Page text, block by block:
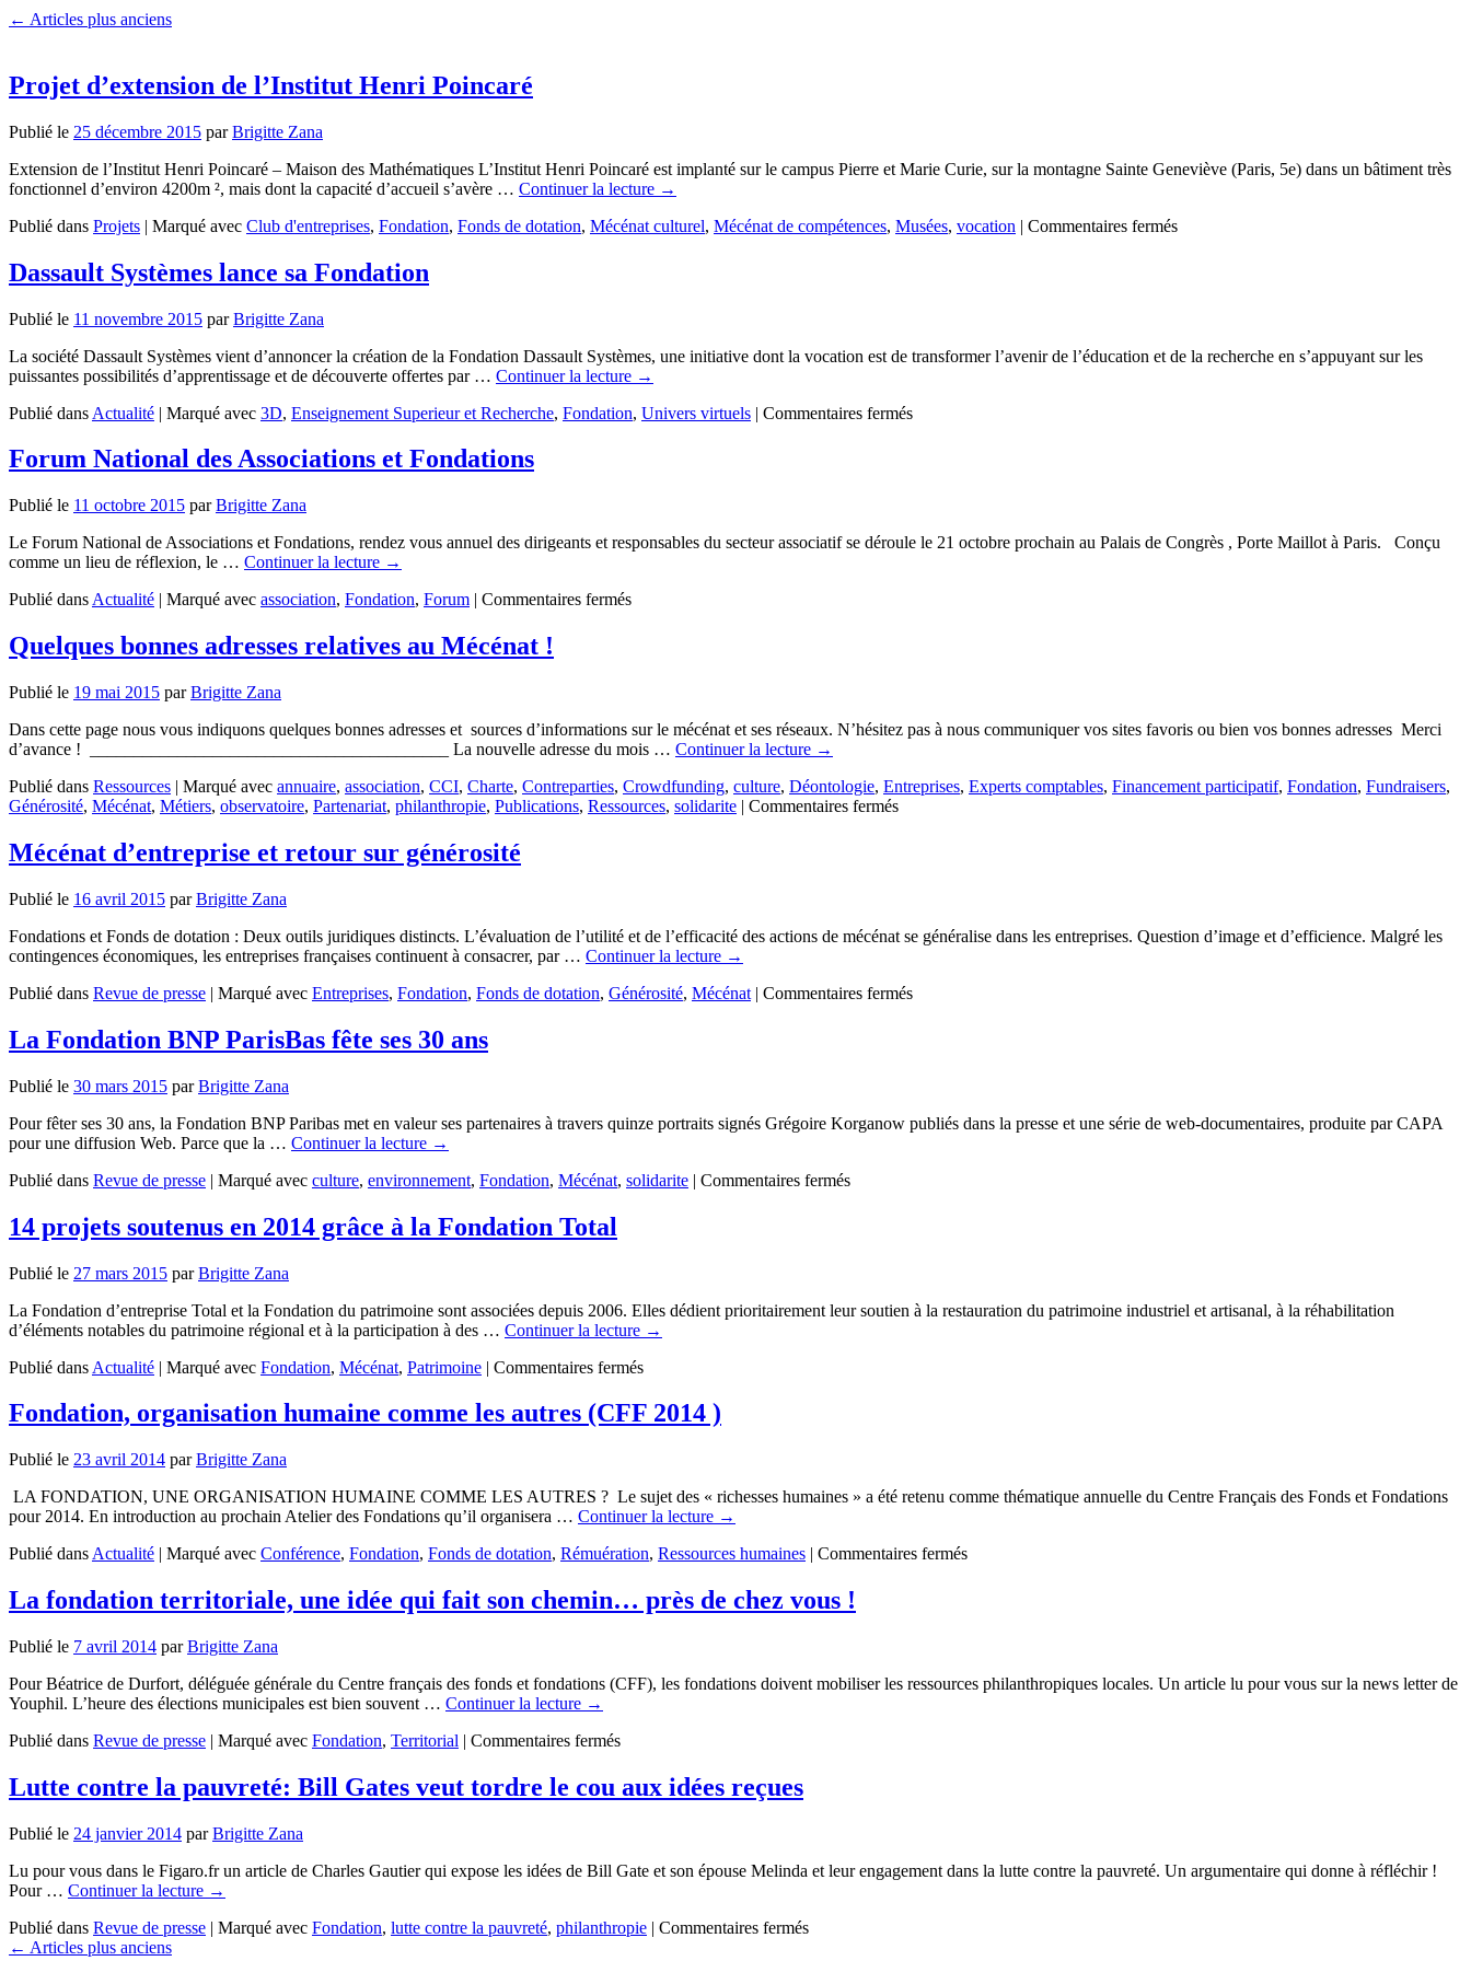
← Articles plus anciens
Projet d’extension de l’Institut Henri Poincaré
Publié le 25 décembre 2015 par Brigitte Zana
Extension de l’Institut Henri Poincaré – Maison des Mathématiques L’Institut Henri Poincaré est implanté sur le campus Pierre et Marie Curie, sur la montagne Sainte Geneviève (Paris, 5e) dans un bâtiment très
fonctionnel d’environ 4200m ², mais dont la capacité d’accueil s’avère … Continuer la lecture →
Publié dans Projets | Marqué avec Club d'entreprises, Fondation, Fonds de dotation, Mécénat culturel, Mécénat de compétences, Musées, vocation | Commentaires ferméssur
Dassault Systèmes lance sa Fondation
Publié le 11 novembre 2015 par Brigitte Zana
La société Dassault Systèmes vient d’annoncer la création de la Fondation Dassault Systèmes, une initiative dont la vocation est de transformer l’avenir de l’éducation et de la recherche en s’appuyant sur les
puissantes possibilités d’apprentissage et de découverte offertes par … Continuer la lecture →
Publié dans Actualité | Marqué avec 3D, Enseignement Superieur et Recherche, Fondation, Univers virtuels | Commentaires ferméssur
Forum National des Associations et Fondations
Publié le 11 octobre 2015 par Brigitte Zana
Le Forum National de Associations et Fondations, rendez vous annuel des dirigeants et responsables du secteur associatif se déroule le 21 octobre prochain au Palais de Congrès , Porte Maillot à Paris. Conçu
comme un lieu de réflexion, le … Continuer la lecture →
Publié dans Actualité | Marqué avec association, Fondation, Forum | Commentaires ferméssur
Quelques bonnes adresses relatives au Mécénat !
Publié le 19 mai 2015 par Brigitte Zana
Dans cette page nous vous indiquons quelques bonnes adresses et sources d’informations sur le mécénat et ses réseaux. N’hésitez pas à nous communiquer vos sites favoris ou bien vos bonnes adresses Merci
d’avance ! _________________________________________ La nouvelle adresse du mois … Continuer la lecture →
Publié dans Ressources | Marqué avec annuaire, association, CCI, Charte, Contreparties, Crowdfunding, culture, Déontologie, Entreprises, Experts comptables, Financement participatif, Fondation, Fundraisers,
Générosité, Mécénat, Métiers, observatoire, Partenariat, philanthropie, Publications, Ressources, solidarite | Commentaires ferméssur
!
Mécénat d’entreprise et retour sur générosité
Publié le 16 avril 2015 par Brigitte Zana
Fondations et Fonds de dotation : Deux outils juridiques distincts. L’évaluation de l’utilité et de l’efficacité des actions de mécénat se généralise dans les entreprises. Question d’image et d’efficience. Malgré les
contingences économiques, les entreprises françaises continuent à consacrer, par … Continuer la lecture →
Publié dans Revue de presse | Marqué avec Entreprises, Fondation, Fonds de dotation, Générosité, Mécénat | Commentaires ferméssur
La Fondation BNP ParisBas fête ses 30 ans
Publié le 30 mars 2015 par Brigitte Zana
Pour fêter ses 30 ans, la Fondation BNP Paribas met en valeur ses partenaires à travers quinze portraits signés Grégoire Korganow publiés dans la presse et une série de web-documentaires, produite par CAPA
pour une diffusion Web. Parce que la … Continuer la lecture →
Publié dans Revue de presse | Marqué avec culture, environnement, Fondation, Mécénat, solidarite | Commentaires ferméssur
30
14 projets soutenus en 2014 grâce à la Fondation Total
Publié le 27 mars 2015 par Brigitte Zana
La Fondation d’entreprise Total et la Fondation du patrimoine sont associées depuis 2006. Elles dédient prioritairement leur soutien à la restauration du patrimoine industriel et artisanal, à la réhabilitation
d’éléments notables du patrimoine régional et à la participation à des … Continuer la lecture →
Publié dans Actualité | Marqué avec Fondation, Mécénat, Patrimoine | Commentaires ferméssur
projets
soutenus
à
la
Fondation
Total
Fondation, organisation humaine comme les autres (CFF 2014 )
Publié le 23 avril 2014 par Brigitte Zana
LA FONDATION, UNE ORGANISATION HUMAINE COMME LES AUTRES ? Le sujet des « richesses humaines » a été retenu comme thématique annuelle du Centre Français des Fonds et Fondations
pour 2014. En introduction au prochain Atelier des Fondations qu’il organisera … Continuer la lecture →
Publié dans Actualité | Marqué avec Conférence, Fondation, Fonds de dotation, Rémuération, Ressources humaines | Commentaires ferméssur
(CFF
La fondation territoriale, une idée qui fait son chemin… près de chez vous !
Publié le 7 avril 2014 par Brigitte Zana
Pour Béatrice de Durfort, déléguée générale du Centre français des fonds et fondations (CFF), les fondations doivent mobiliser les ressources philanthropiques locales. Un article lu pour vous sur la news letter de
Youphil. L’heure des élections municipales est bien souvent … Continuer la lecture →
Publié dans Revue de presse | Marqué avec Fondation, Territorial | Commentaires ferméssur
fondation
territoriale,
fait
près
Lutte contre la pauvreté: Bill Gates veut tordre le cou aux idées reçues
Publié le 24 janvier 2014 par Brigitte Zana
Lu pour vous dans le Figaro.fr un article de Charles Gautier qui expose les idées de Bill Gate et son épouse Melinda et leur engagement dans la lutte contre la pauvreté. Un argumentaire qui donne à réfléchir !
Pour … Continuer la lecture →
Publié dans Revue de presse | Marqué avec Fondation, lutte contre la pauvreté, philanthropie | Commentaires ferméssur
← Articles plus anciens